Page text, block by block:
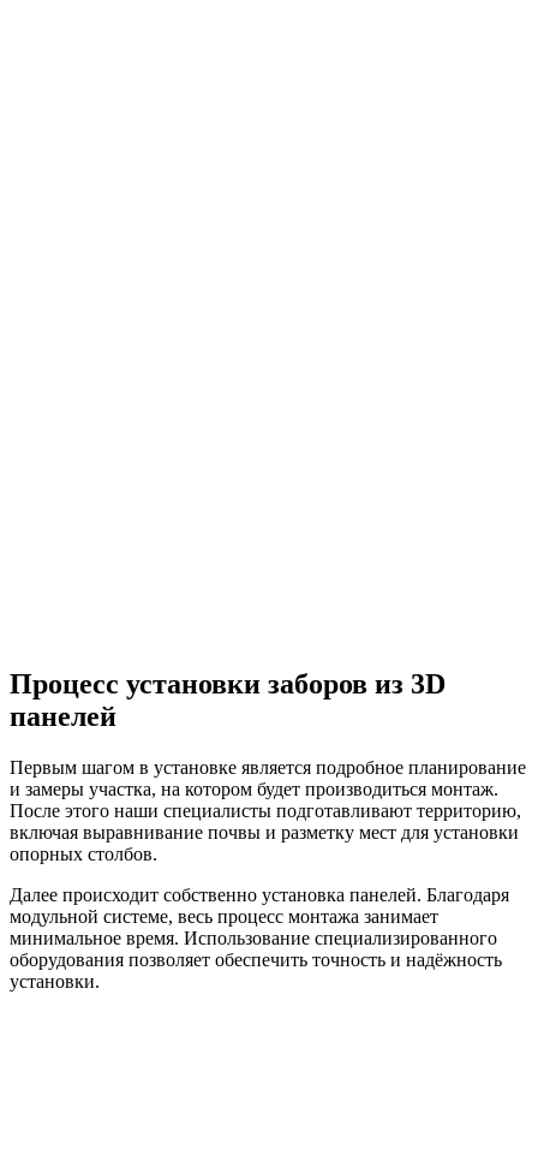
Процесс установки заборов из 3D
панелей
Первым шагом в установке является подробное планирование
и замеры участка, на котором будет производиться монтаж.
После этого наши специалисты подготавливают территорию,
включая выравнивание почвы и разметку мест для установки
опорных столбов.
Далее происходит собственно установка панелей. Благодаря
модульной системе, весь процесс монтажа занимает
минимальное время. Использование специализированного
оборудования позволяет обеспечить точность и надёжность
установки.